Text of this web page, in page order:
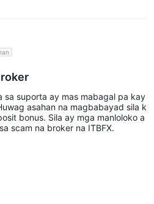
sa suporta ay mas mabagal pa kay
asahan na magbabayad sila k
bonus. Sila ay mga manloloko a
scam na broker na ITBFX.